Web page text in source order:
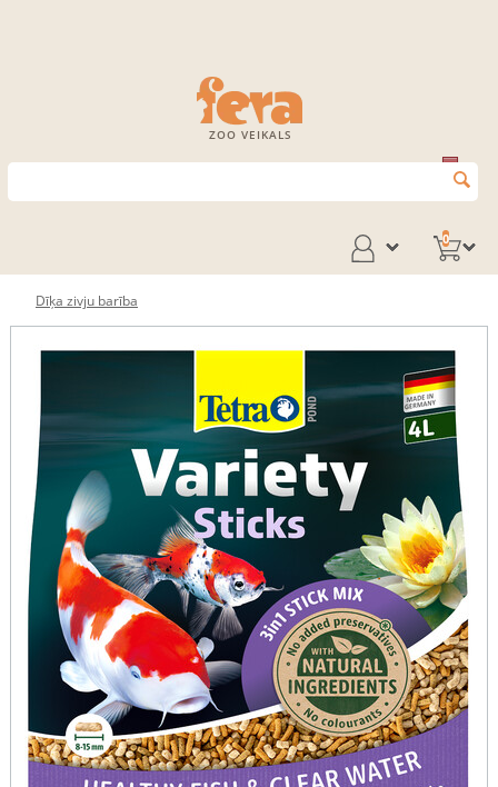
ZOO VEIKALS
0
Dīķa zivju barība